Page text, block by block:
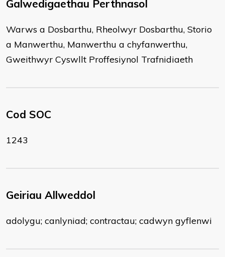
Galwedigaethau Perthnasol
Warws a Dosbarthu, Rheolwyr Dosbarthu, Storio
a Manwerthu, Manwerthu a chyfanwerthu,
Gweithwyr Cyswllt Proffesiynol Trafnidiaeth
Cod SOC
1243
Geiriau Allweddol
adolygu; canlyniad; contractau; cadwyn gyflenwi